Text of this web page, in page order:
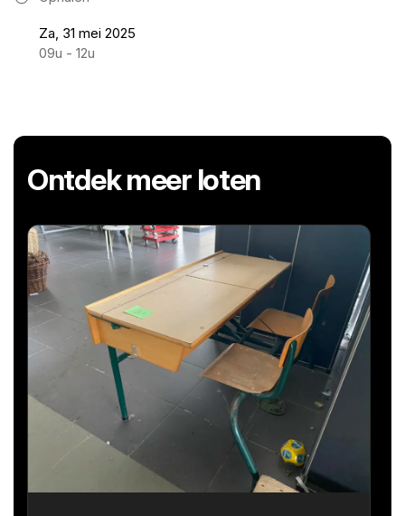
Za, 31 mei 2025
09u - 12u
Ontdek meer loten